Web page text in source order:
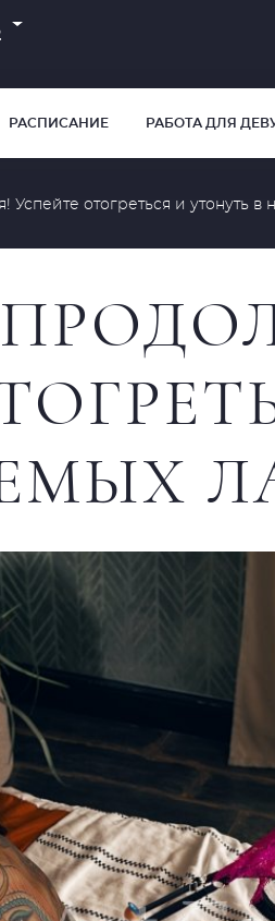
РАСПИСАНИЕ РАБОТА ДЛЯ
Успейте отогреться и утонуть в